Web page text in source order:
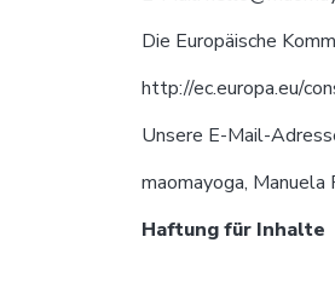
Die Europäische
http://ec.europa.eu/
Unsere E-Mail-
maomayoga,
Haftung für Inhalte